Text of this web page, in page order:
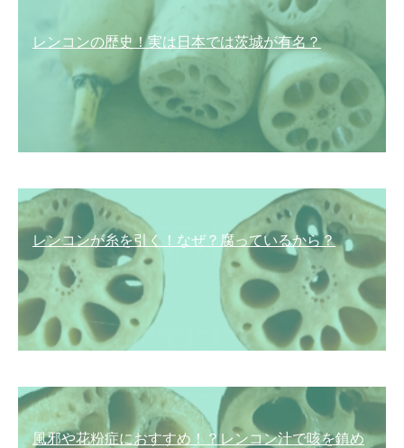
レンコンの歴史！実は日本では茨城が有名？
レンコンが糸を引く！なぜ？腐っているから？
風邪や花粉症におすすめ！？レンコン汁で咳を鎮め